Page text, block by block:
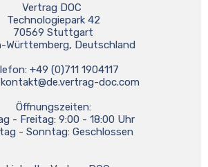
Vertrag DOC
Technologiepark 42
70569 Stuttgart
Württemberg, Deutschland
+49 (0)711 1904117
kontakt@de.vertrag-doc.com
Öffnungszeiten:
- Freitag: 9:00 - 18:00 Uhr
- Sonntag: Geschlossen